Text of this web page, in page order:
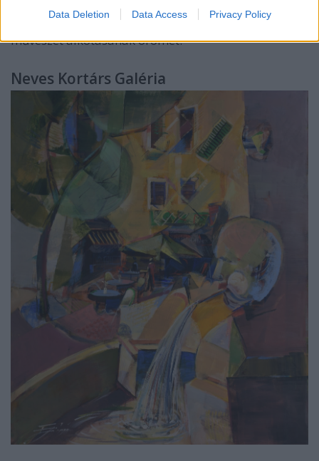
Data Deletion Data Access Privacy Policy
hogy közelebbről megismerjük a kreatív
folyamatokat, és akár mi magunk is kipróbáljuk a
művészet alkotásának örömét.
Neves Kortárs Galéria